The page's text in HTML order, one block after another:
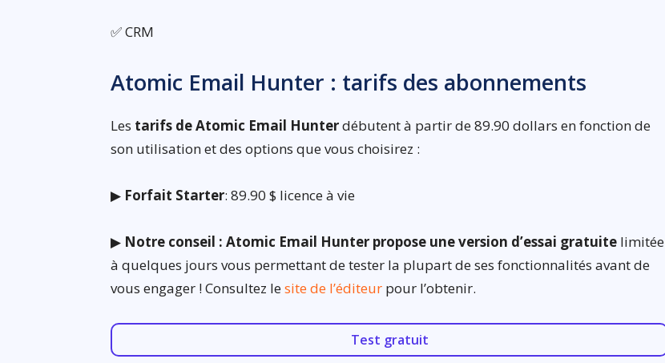
✅ CRM
Atomic Email Hunter : tarifs des abonnements
Les tarifs de Atomic Email Hunterdébutent à partir de 89.90 dollars en fonction de
son utilisation et des options que vous choisirez :
▶ Forfait Starter: 89.90 $ licence à vie
▶ Notre conseil : Atomic Email Hunter propose une version d’essai gratuite limitée
à quelques jours vous permettant de tester la plupart de ses fonctionnalités avant de
vous engager ! Consultez lesite de l’éditeur pour l’obtenir.
Test gratuit